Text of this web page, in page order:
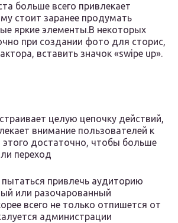
больше всего привлекает
стоит заранее продумать
яркие элементы.В некоторых
при создании фото для сторис,
вставить значок «swipe up».
целую цепочку действий,
внимание пользователей к
этого достаточно, чтобы больше
переход
привлечь аудиторию
или разочарованный
всего не только отпишется от
администрации